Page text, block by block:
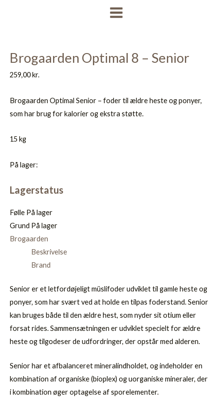
MAIN
Brogaarden Optimal 8 – Senior
259,00kr.
Brogaarden Optimal Senior – foder til ældre heste og ponyer,
som har brug for kalorier og ekstra støtte.
15 kg
På lager:
Lagerstatus
Følle På lager
Grund På lager
Brogaarden
Beskrivelse
Brand
Senior er et letfordøjeligt müslifoder udviklet til gamle heste og
ponyer, som har svært ved at holde en tilpas foderstand. Senior
kan bruges både til den ældre hest, som nyder sit otium eller
forsat rides. Sammensætningen er udviklet specielt for ældre
heste og tilgodeser de udfordringer, der opstår med alderen.
Senior har et afbalanceret mineralindholdet, og indeholder en
kombination af organiske (bioplex) og uorganiske mineraler, der
i kombination øger optagelse af sporelementer.